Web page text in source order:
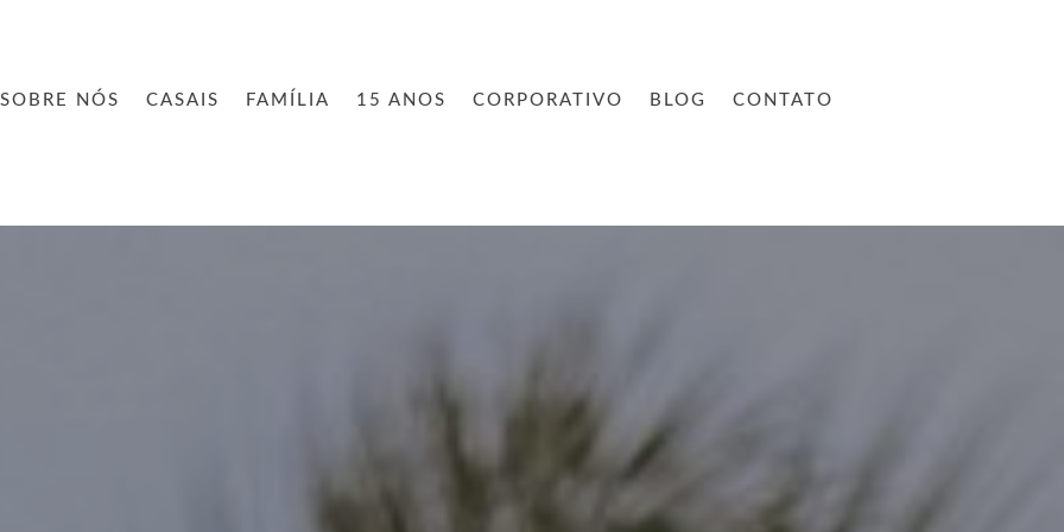
SOBRE NÓS CASAIS FAMÍLIA 15 ANOS CORPORATIVO BLOG CONTATO